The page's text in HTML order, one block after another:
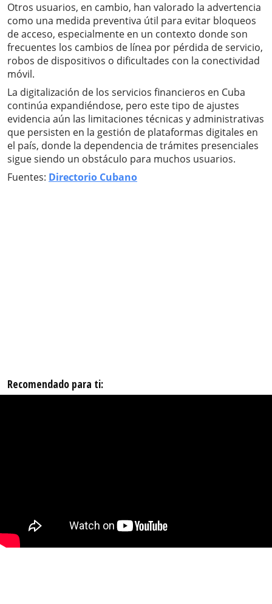
Otros usuarios, en cambio, han valorado la advertencia
como una medida preventiva útil para evitar bloqueos
de acceso, especialmente en un contexto donde son
frecuentes los cambios de línea por pérdida de servicio,
robos de dispositivos o dificultades con la conectividad
móvil.
La digitalización de los servicios financieros en Cuba
continúa expandiéndose, pero este tipo de ajustes
evidencia aún las limitaciones técnicas y administrativas
que persisten en la gestión de plataformas digitales en
el país, donde la dependencia de trámites presenciales
sigue siendo un obstáculo para muchos usuarios.
Fuentes: Directorio Cubano
Recomendado para ti: